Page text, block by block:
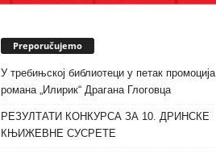
Preporučujemo
У требињској библиотеци у петак промоција
романа „Илирик“ Драгана Глоговца
РЕЗУЛТАТИ КОНКУРСА ЗА 10. ДРИНСКЕ
КЊИЖЕВНЕ СУСРЕТЕ